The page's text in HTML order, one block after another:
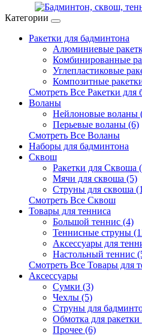
Категории
Ракетки для бадминтона
Алюминиевые
Комбинированные
Углепластиковые
Композитные
Смотреть Все Ракетки для
Воланы
Нейлоновые воланы
Перьевые воланы (6)
Смотреть Все Воланы
Наборы для бадминтона
Сквош
Ракетки для Сквоша
Мячи для сквоша (5)
Cтруны для сквоша
Смотреть Все Сквош
Товары для тенниса
Большой теннис (4)
Теннисные струны
Аксессуары для
Настольный теннис
Смотреть Все Товары для
Аксессуары
Сумки (3)
Чехлы (5)
Струны для
Обмотка для ракетки
Прочее (6)